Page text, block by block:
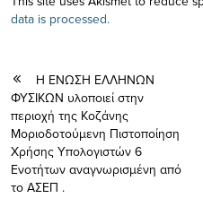
data is processed.
Η ΕΝΩΣΗ ΕΛΛΗΝΩΝ
ΦΥΣΙΚΩΝ υλοποιεί στην
περιοχή της Κοζάνης
Μοριοδοτούμενη Πιστοποίηση
Χρήσης Υπολογιστών 6
Ενοτήτων αναγνωρισμένη από
το ΑΣΕΠ .